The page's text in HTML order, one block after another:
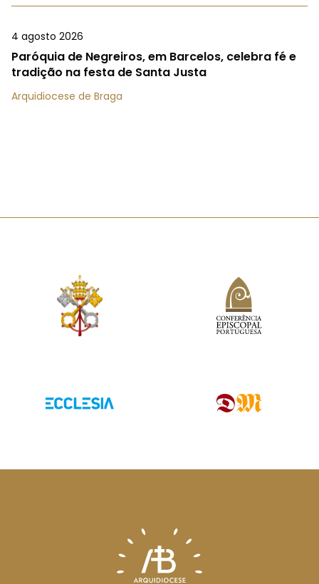
4 agosto 2026
Paróquia de Negreiros, em Barcelos, celebra fé e
tradição na festa de Santa Justa
Arquidiocese de Braga